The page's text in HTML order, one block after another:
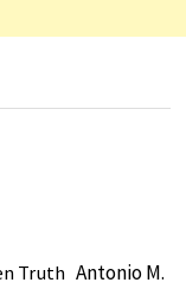
Truth Antonio M.